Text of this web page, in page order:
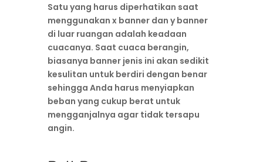
Satu yang harus diperhatikan saat
menggunakan x banner dan y banner
di luar ruangan adalah keadaan
cuacanya. Saat cuaca berangin,
biasanya banner jenis ini akan sedikit
kesulitan untuk berdiri dengan benar
sehingga Anda harus menyiapkan
beban yang cukup berat untuk
mengganjalnya agar tidak tersapu
angin.